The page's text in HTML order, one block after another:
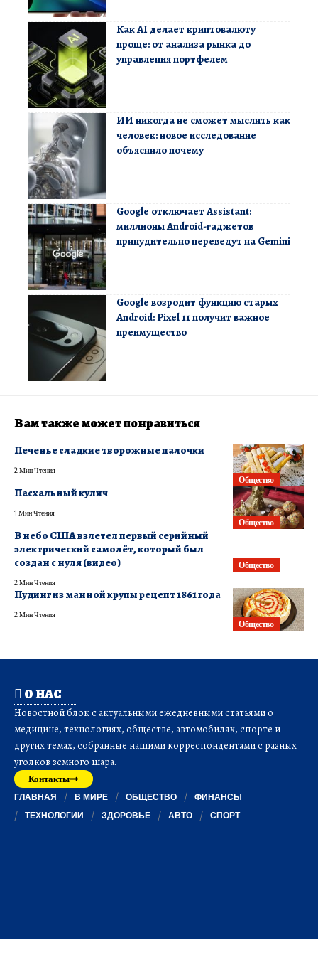
Как AI делает криптовалюту
проще: от анализа рынка до
управления портфелем
ИИ никогда не сможет мыслить как
человек: новое исследование
объяснило почему
Google отключает Assistant:
миллионы Android-гаджетов
принудительно переведут на Gemini
Google возродит функцию старых
Android: Pixel 11 получит важное
преимущество
Вам также может понравиться
Общество
Печенье сладкие творожные палочки
2 Мин Чтения
Общество
Пасхальный кулич
1 Мин Чтения
Общество
В небо США взлетел первый серийный
электрический самолёт, который был
создан с нуля (видео)
2 Мин Чтения
Общество
Пудинг из манной крупы рецепт 1861 года
2 Мин Чтения
О НАС
Новостной блок с актуальными ежедневными статьями о
медицине, технологиях, обществе, автомобилях, спорте и
других темах, собранные нашими корреспондентами с разных
уголков земного шара.
Контакты
ГЛАВНАЯ В МИРЕ ОБЩЕСТВО
ФИНАНСЫ
ТЕХНОЛОГИИ
ЗДОРОВЬЕ АВТО СПОРТ